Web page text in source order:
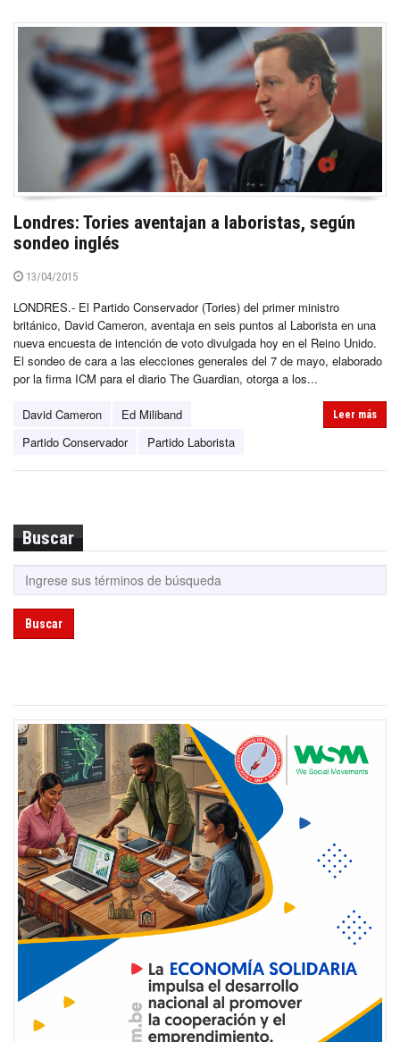
Londres: Tories aventajan a laboristas, según
sondeo inglés
13/04/2015
LONDRES.- El Partido Conservador (Tories) del primer ministro
británico, David Cameron, aventaja en seis puntos al Laborista en una
nueva encuesta de intención de voto divulgada hoy en el Reino Unido.
El sondeo de cara a las elecciones generales del 7 de mayo, elaborado
por la firma ICM para el diario The Guardian, otorga a los...
David Cameron
Ed Miliband
Partido Conservador
Partido Laborista
Leer más
Buscar
Buscar